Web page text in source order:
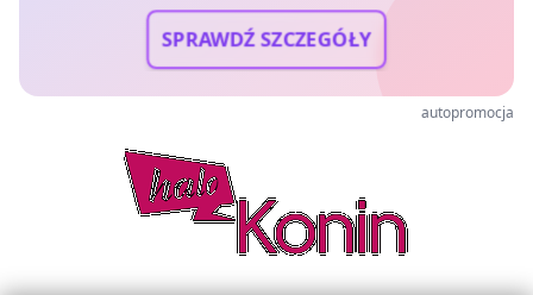
SPRAWDŹ SZCZEGÓŁY
autopromocja